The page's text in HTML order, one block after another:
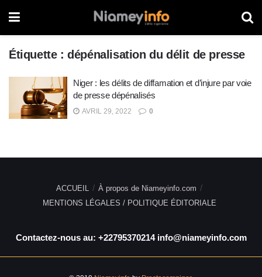
Étiquette :dépénalisation du délit de presse
Niger : les délits de diffamation et d’injure par voie
de presse dépénalisés
AVRIL 29, 2022 0
ACCUEIL
À propos de Niameyinfo.com
MENTIONS LÉGALES / POLITIQUE ÉDITORIALE
Contactez-nous au: +22795370214 info@niameyinfo.com